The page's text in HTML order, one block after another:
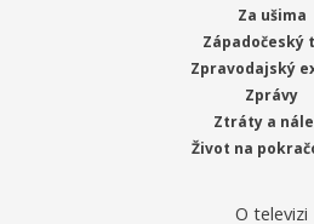
Za ušima
Západočeský
Zpravodajský
Zprávy
Ztráty a
Život na
O televizi